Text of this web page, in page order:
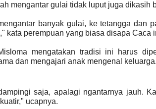
mengantar gulai tidak luput juga dikasih
banyak gulai, ke tetangga dan
kata perempuan yang biasa disapa Caca
mengatakan tradisi ini harus
dan mengajari anak mengenal keluarga.
saja, apalagi ngantarnya jauh.
ucapnya.